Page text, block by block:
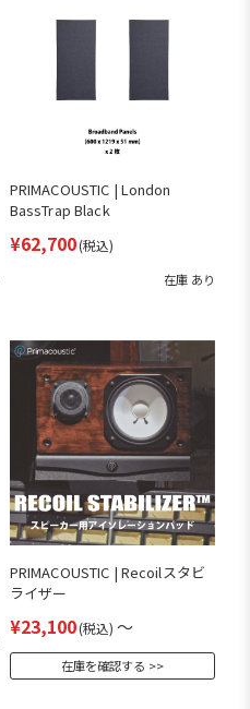
PRIMACOUSTIC | London
BassTrap Black
¥62,700(税込)
在庫 あり
PRIMACOUSTIC | Recoilスタビ
ライザー
¥23,100(税込) ～
在庫を確認する